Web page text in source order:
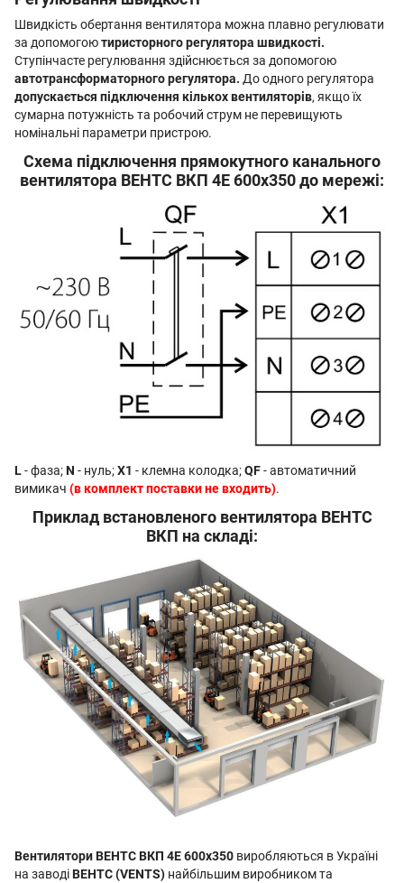
Швидкість обертання вентилятора можна плавно регулювати
за допомогоютиристорного регулятора швидкості.
Ступінчасте регулювання здійснюється за допомогою
автотрансформаторного регулятора. До одного регулятора
допускається підключення кількох вентиляторів, якщо їх
сумарна потужність та робочий струм не перевищують
номінальні параметри пристрою.
Схема підключення прямокутного канального
вентилятора ВЕНТС ВКП 4Е 600x350 до мережі:
L- фаза;N - нуль;X1 - клемна колодка;QF- автоматичний
вимикач (в комплект поставки не входить).
Приклад встановленого вентилятора ВЕНТС
ВКП на складі:
Вентилятори ВЕНТС ВКП 4Е 600x350 виробляються в Україні
на заводіВЕНТС (VENTS) найбільшим виробником та